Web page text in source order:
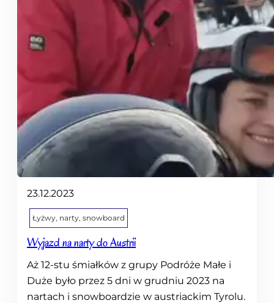
p
A
r
23.12.2023
Łyżwy, narty, snowboard
Wyjazd na narty do Austrii
Aż 12-stu śmiałków z grupy Podróże Małe i
Duże było przez 5 dni w grudniu 2023 na
nartach i snowboardzie w austriackim Tyrolu.